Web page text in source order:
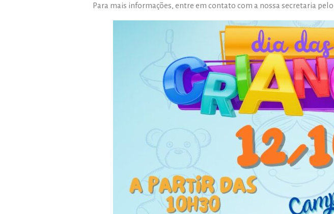
Para mais informações, entre em contato com a nossa secretaria